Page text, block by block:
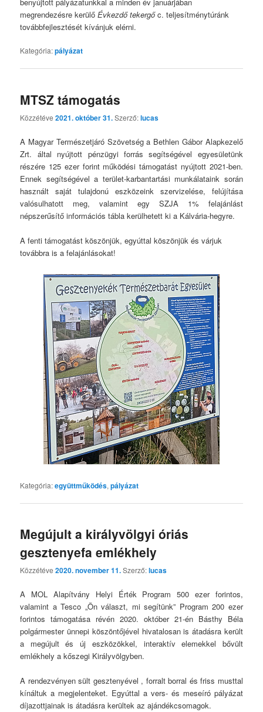
megrendezésre kerülőÉvkezdő tekergőc. teljesítménytúránk
továbbfejlesztését kívánjuk elérni.
Kategória:pályázat
MTSZ támogatás
Közzétéve2021. október 31.Szerző:lucas
A Magyar Természetjáró Szövetség a Bethlen Gábor Alapkezelő
Zrt. által nyújtott pénzügyi forrás segítségével egyesületünk
részére 125 ezer forint működési támogatást nyújtott 2021-ben.
Ennek segítségével a terület-karbantartási munkálataink során
használt saját tulajdonú eszközeink szervizelése, felújítása
valósulhatott meg, valamint egy SZJA 1% felajánlást
népszerűsítő információs tábla kerülhetett ki a Kálvária-hegyre.
A fenti támogatást köszönjük, egyúttal köszönjük és várjuk
továbbra is a felajánlásokat!
Kategória:együttműködés,pályázat
Megújult a királyvölgyi óriás
gesztenyefa emlékhely
Közzétéve2020. november 11.Szerző:lucas
A MOL Alapítvány Helyi Érték Program 500 ezer forintos,
valamint a Tesco „Ön választ, mi segítünk” Program 200 ezer
forintos támogatása révén 2020. október 21-én Básthy Béla
polgármester ünnepi köszöntőjével hivatalosan is átadásra került
a megújult és új eszközökkel, interaktív elemekkel bővült
emlékhely a kőszegi Királyvölgyben.
A rendezvényen sült gesztenyével , forralt borral és friss musttal
kínáltuk a megjelenteket. Egyúttal a vers- és meseíró pályázat
díjazottjainak is átadásra kerültek az ajándékcsomagok.